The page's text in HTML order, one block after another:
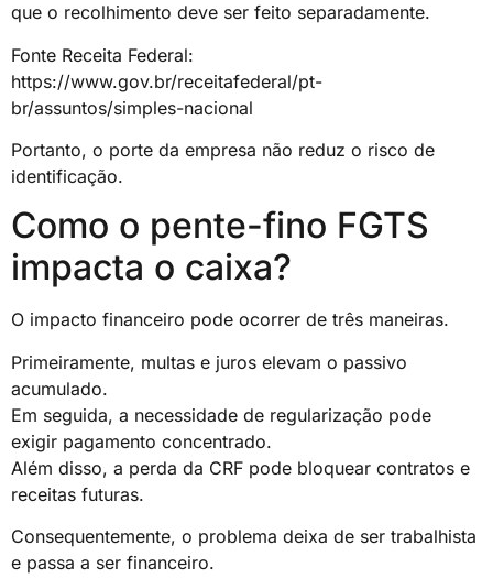
que o recolhimento deve ser feito separadamente.
Fonte Receita Federal:
https://www.gov.br/receitafederal/pt-
br/assuntos/simples-nacional
Portanto, o porte da empresa não reduz o risco de
identificação.
Como o pente-fino FGTS
impacta o caixa?
O impacto financeiro pode ocorrer de três maneiras.
Primeiramente, multas e juros elevam o passivo
acumulado.
Em seguida, a necessidade de regularização pode
exigir pagamento concentrado.
Além disso, a perda da CRF pode bloquear contratos e
receitas futuras.
Consequentemente, o problema deixa de ser trabalhista
e passa a ser financeiro.